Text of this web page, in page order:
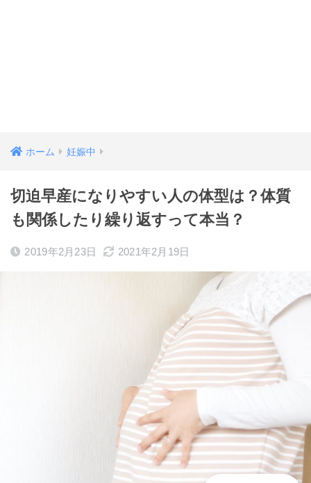
ホーム 妊娠中
切迫早産になりやすい人の体型は？体質
も関係したり繰り返すって本当？
2019年2月23日 2021年2月19日